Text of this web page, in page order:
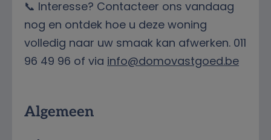
📞 Interesse? Contacteer ons vandaag
nog en ontdek hoe u deze woning
volledig naar uw smaak kan afwerken. 011
96 49 96 of via info@domovastgoed.be
Kenmerken
Algemeen